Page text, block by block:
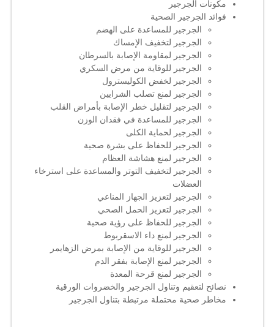
مكونات الجرجير
فوائد الجرجير الصحية
الجرجير للمساعدة على الهضم
الجرجير لتخفيف الإمساك
الجرجير لمقاومة الإصابة بالسرطان
الجرجير للوقاية من مرض السكري
الجرجير لخفض الكوليسترول
الجرجير لمنع تصلب الشرايين
الجرجير لتقليل خطر الإصابة بأمراض القلب
الجرجير للمساعدة في فقدان الوزن
الجرجير لحماية الكلى
الجرجير للحفاظ على بشرة صحية
الجرجير لمنع هشاشة العظام
الجرجير لتخفيف التوتر والمساعدة على استرخاء
العضلات
الجرجير لتعزيز الجهاز المناعي
الجرجير لتعزيز الحمل الصحي
الجرجير للحفاظ على رؤية صحية
الجرجير لمنع داء الاسقربوط
الجرجير للوقاية من الإصابة بمرض الزهايمر
الجرجير لمنع الإصابة بفقر الدم
الجرجير لمنع قرحة المعدة
نصائح لتعقيم وتناول الجرجير والخضروات الورقية
مخاطر صحية محتملة مرتبطة بتناول الجرجير